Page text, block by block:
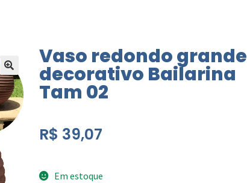
🔍
Vaso redondo grande
decorativo Bailarina
Tam 02
R$ 39,07
Em estoque